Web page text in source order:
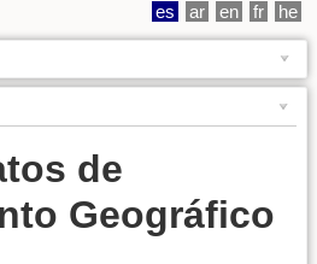
es ar en fr he
de
Geográfico